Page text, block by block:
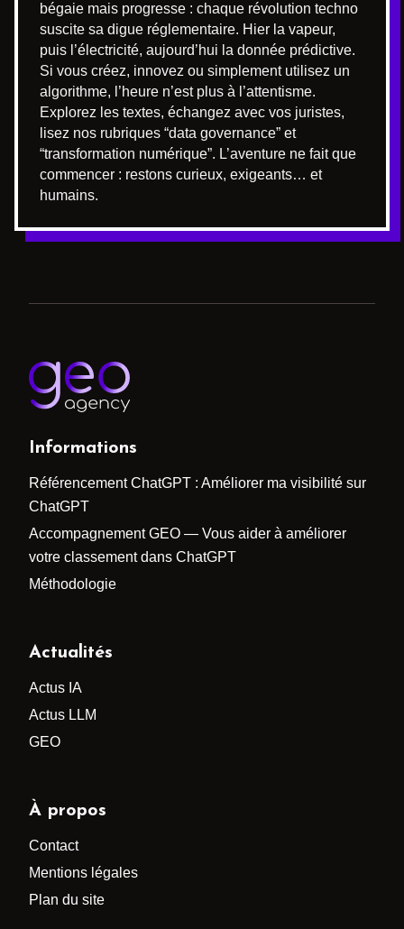
bégaie mais progresse : chaque révolution techno
suscite sa digue réglementaire. Hier la vapeur,
puis l’électricité, aujourd’hui la donnée prédictive.
Si vous créez, innovez ou simplement utilisez un
algorithme, l’heure n’est plus à l’attentisme.
Explorez les textes, échangez avec vos juristes,
lisez nos rubriques “data governance” et
“transformation numérique”. L’aventure ne fait que
commencer : restons curieux, exigeants… et
humains.
Informations
Référencement ChatGPT : Améliorer ma visibilité sur
ChatGPT
Accompagnement GEO — Vous aider à améliorer
votre classement dans ChatGPT
Méthodologie
Actualités
Actus IA
Actus LLM
GEO
À propos
Contact
Mentions légales
Plan du site